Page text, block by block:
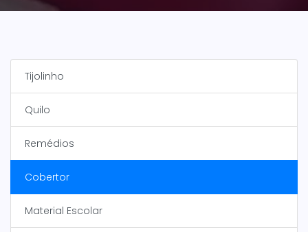
Tijolinho
Quilo
Remédios
Cobertor
Material Escolar